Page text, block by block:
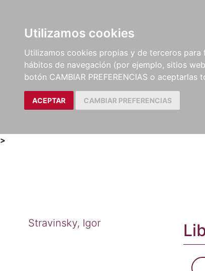
Utilizamos cookies
Utilizamos cookies propias y de terceros
hábitos de navegación (por ejemplo, sitios
botón CAMBIAR PREFERENCIAS o aceptarlas
ACEPTAR CAMBIAR PREFERENCIAS
LIBROS
MÉTODOS Y
EJERCICIOS
PARTITURAS Y
CRÍTICAS
>
Stravinsky, Igor